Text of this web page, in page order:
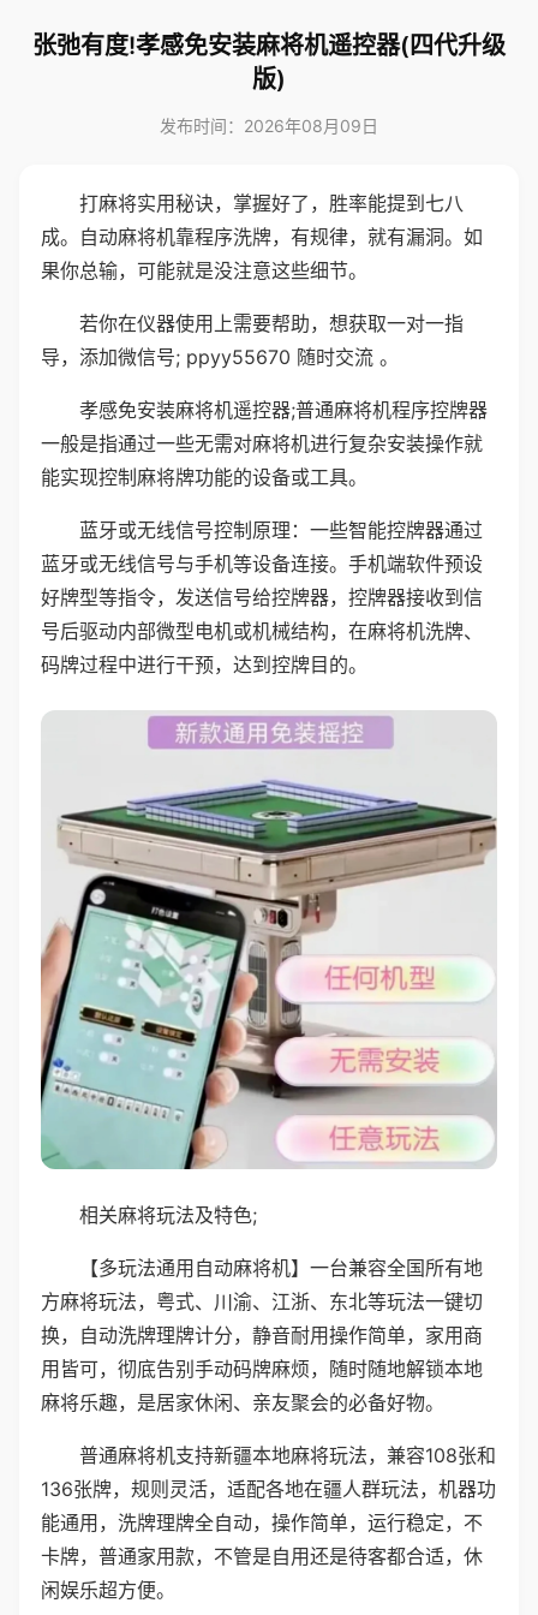
张弛有度!孝感免安装麻将机遥控器(四代升级
版)
发布时间：2026年08月09日
打麻将实用秘诀，掌握好了，胜率能提到七八
成。自动麻将机靠程序洗牌，有规律，就有漏洞。如
果你总输，可能就是没注意这些细节。
若你在仪器使用上需要帮助，想获取一对一指
导，添加微信号; ppyy55670 随时交流 。
孝感免安装麻将机遥控器;普通麻将机程序控牌器
一般是指通过一些无需对麻将机进行复杂安装操作就
能实现控制麻将牌功能的设备或工具。
蓝牙或无线信号控制原理：一些智能控牌器通过
蓝牙或无线信号与手机等设备连接。手机端软件预设
好牌型等指令，发送信号给控牌器，控牌器接收到信
号后驱动内部微型电机或机械结构，在麻将机洗牌、
码牌过程中进行干预，达到控牌目的。
相关麻将玩法及特色;
【多玩法通用自动麻将机】一台兼容全国所有地
方麻将玩法，粤式、川渝、江浙、东北等玩法一键切
换，自动洗牌理牌计分，静音耐用操作简单，家用商
用皆可，彻底告别手动码牌麻烦，随时随地解锁本地
麻将乐趣，是居家休闲、亲友聚会的必备好物。
普通麻将机支持新疆本地麻将玩法，兼容108张和
136张牌，规则灵活，适配各地在疆人群玩法，机器功
能通用，洗牌理牌全自动，操作简单，运行稳定，不
卡牌，普通家用款，不管是自用还是待客都合适，休
闲娱乐超方便。